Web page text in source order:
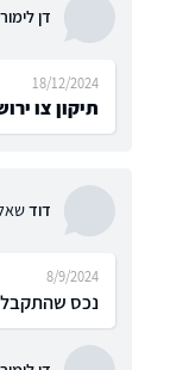
דן
תיקון צו
18/12/2024
דוד
נכס
8/9/2024